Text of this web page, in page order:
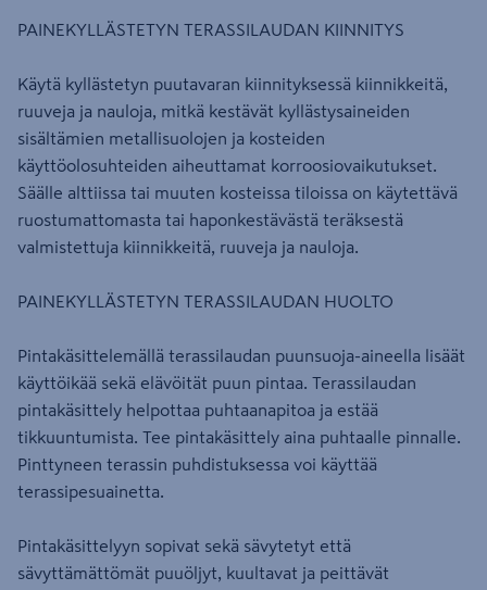
PAINEKYLLÄSTETYN TERASSILAUDAN KIINNITYS
Käytä kyllästetyn puutavaran kiinnityksessä kiinnikkeitä,
ruuveja ja nauloja, mitkä kestävät kyllästysaineiden
sisältämien metallisuolojen ja kosteiden
käyttöolosuhteiden aiheuttamat korroosiovaikutukset.
Säälle alttiissa tai muuten kosteissa tiloissa on käytettävä
ruostumattomasta tai haponkestävästä teräksestä
valmistettuja kiinnikkeitä, ruuveja ja nauloja.
PAINEKYLLÄSTETYN TERASSILAUDAN HUOLTO
Pintakäsittelemällä terassilaudan puunsuoja-aineella lisäät
käyttöikää sekä elävöität puun pintaa. Terassilaudan
pintakäsittely helpottaa puhtaanapitoa ja estää
tikkuuntumista. Tee pintakäsittely aina puhtaalle pinnalle.
Pinttyneen terassin puhdistuksessa voi käyttää
terassipesuainetta.
Pintakäsittelyyn sopivat sekä sävytetyt että
sävyttämättömät puuöljyt, kuultavat ja peittävät